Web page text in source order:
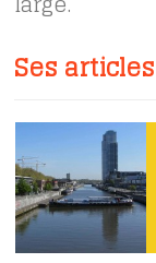
Ses articles